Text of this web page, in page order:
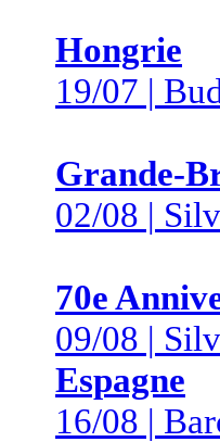
Hongrie
19/07 |
Grande-
02/08 |
70e
09/08 |
Espagne
16/08 |